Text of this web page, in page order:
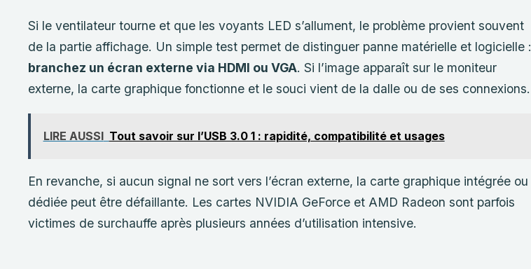
Si le ventilateur tourne et que les voyants LED s’allument, le problème provient souvent
de la partie affichage. Un simple test permet de distinguer panne matérielle et logicielle :
branchez un écran externe via HDMI ou VGA. Si l’image apparaît sur le moniteur
externe, la carte graphique fonctionne et le souci vient de la dalle ou de ses connexions.
LIRE AUSSI Tout savoir sur l’USB 3.0 1 : rapidité, compatibilité et usages
En revanche, si aucun signal ne sort vers l’écran externe, la carte graphique intégrée ou
dédiée peut être défaillante. Les cartes NVIDIA GeForce et AMD Radeon sont parfois
victimes de surchauffe après plusieurs années d’utilisation intensive.